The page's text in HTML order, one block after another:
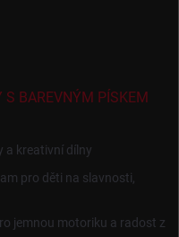
S BAREVNÝM PÍSKEM
a kreativní dílny
pro děti na slavnosti,
jemnou motoriku a radost z